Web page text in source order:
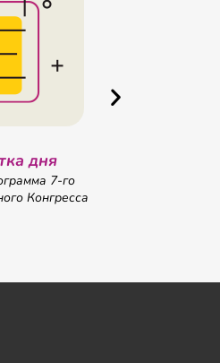
дня
7-го
Конгресса